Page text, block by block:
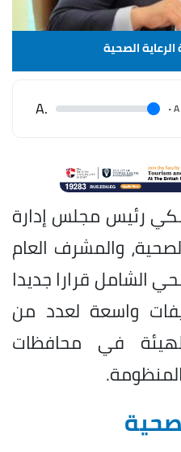
الصحية
A
.
.A
رئيس مجلس إدارة
والمشرف العام
الشامل قرارا جديدا
واسعة لعدد من
في محافظات